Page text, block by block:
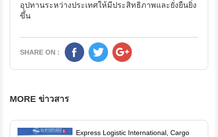
อุปทานระหว่างประเทศให้มีประสิทธิภาพและยั่งยืนยิ่ง
ขึ้น
SHARE ON :
MORE ข่าวสาร
Express Logistic International, Cargo